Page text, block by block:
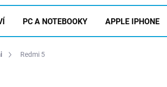
PC A NOTEBOOKY APPLE IPHONE
Redmi 5